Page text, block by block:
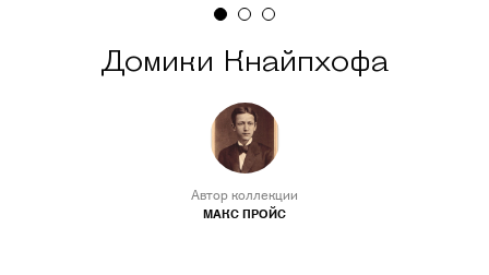
Домики Кнайпхофа
Автор коллекции
МАКС ПРОЙС